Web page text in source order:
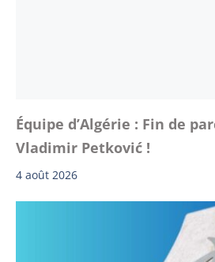
Équipe d’Algérie : Fin de
Vladimir Petković !
4 août 2026